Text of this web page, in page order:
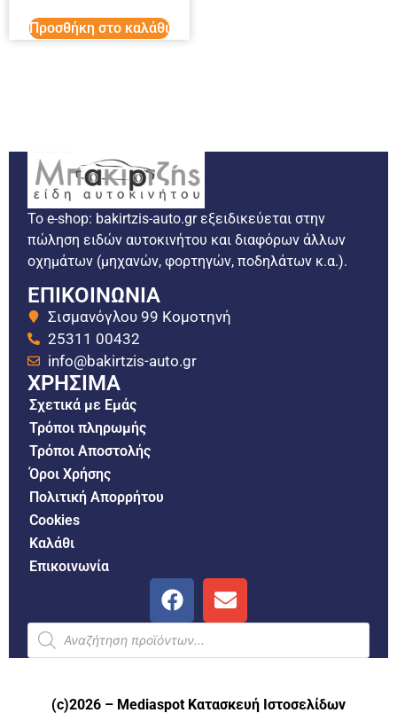
Προσθήκη στο καλάθι
Το e-shop: bakirtzis-auto.gr εξειδικεύεται στην
πώληση ειδών αυτοκινήτου και διαφόρων άλλων
οχημάτων (μηχανών, φορτηγών, ποδηλάτων κ.α.).
ΕΠΙΚΟΙΝΩΝΙΑ
Σισμανόγλου 99 Κομοτηνή
25311 00432
info@bakirtzis-auto.gr
ΧΡΗΣΙΜΑ
Σχετικά με Εμάς
Τρόποι πληρωμής
Τρόποι Αποστολής
Όροι Χρήσης
Πολιτική Απορρήτου
Cookies
Καλάθι
Επικοινωνία
(c)2026 – Mediaspot Κατασκευή Ιστοσελίδων